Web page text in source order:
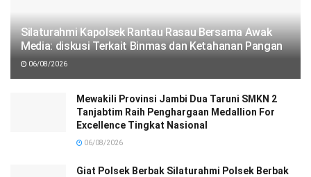
Silaturahmi Kapolsek Rantau Rasau Bersama Awak
Media: diskusi Terkait Binmas dan Ketahanan Pangan
06/08/2026
Mewakili Provinsi Jambi Dua Taruni SMKN 2
Tanjabtim Raih Penghargaan Medallion For
Excellence Tingkat Nasional
06/08/2026
Giat Polsek Berbak Silaturahmi Polsek Berbak